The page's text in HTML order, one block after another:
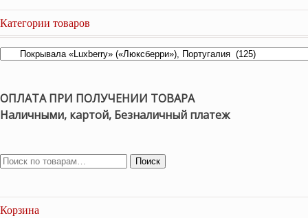
Категории товаров
ОПЛАТА ПРИ ПОЛУЧЕНИИ ТОВАРА
Наличными, картой, Безналичный платеж
Поиск
Корзина